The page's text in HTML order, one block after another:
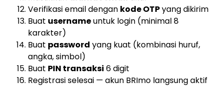
Verifikasi email dengan kode OTPyang dikirim
Buat usernameuntuk login (minimal 8
karakter)
Buat password yang kuat (kombinasi huruf,
angka, simbol)
Buat PIN transaksi 6 digit
Registrasi selesai — akun BRImo langsung aktif